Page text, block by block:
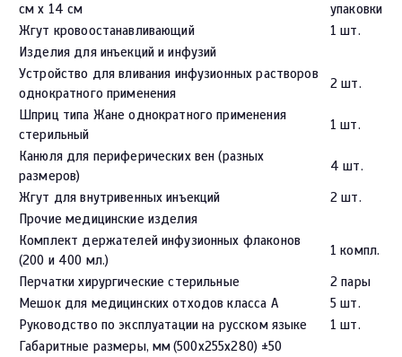
см х 14 см
упаковки
Жгут кровоостанавливающий
1 шт.
Изделия для инъекций и инфузий
Устройство для вливания инфузионных растворов
однократного применения
2 шт.
Шприц типа Жане однократного применения
стерильный
1 шт.
Канюля для периферических вен (разных
размеров)
4 шт.
Жгут для внутривенных инъекций
2 шт.
Прочие медицинские изделия
Комплект держателей инфузионных флаконов
(200 и 400 мл.)
1 компл.
Перчатки хирургические стерильные
2 пары
Мешок для медицинских отходов класса А
5 шт.
Руководство по эксплуатации на русском языке
1 шт.
Габаритные размеры, мм(500х255х280) ±50